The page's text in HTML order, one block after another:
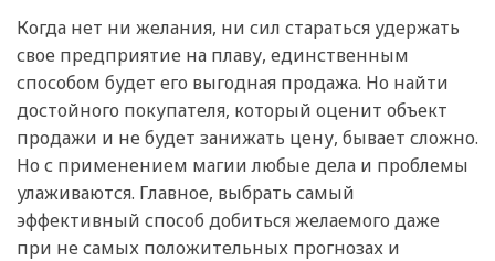
Когда нет ни желания, ни сил стараться удержать
свое предприятие на плаву, единственным
способом будет его выгодная продажа. Но найти
достойного покупателя, который оценит объект
продажи и не будет занижать цену, бывает сложно.
Но с применением магии любые дела и проблемы
улаживаются. Главное, выбрать самый
эффективный способ добиться желаемого даже
при не самых положительных прогнозах и